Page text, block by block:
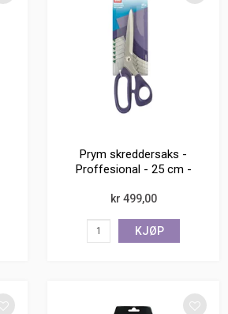
Prym skreddersaks -
Proffesional - 25 cm -
kr 499,00
KJØP